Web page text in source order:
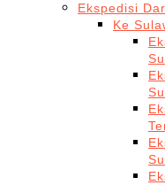
Ekspedisi
Ke